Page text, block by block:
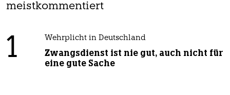
meistkommentiert
1 Wehrplicht in Deutschland
Zwangsdienst ist nie gut, auch nicht für
eine gute Sache